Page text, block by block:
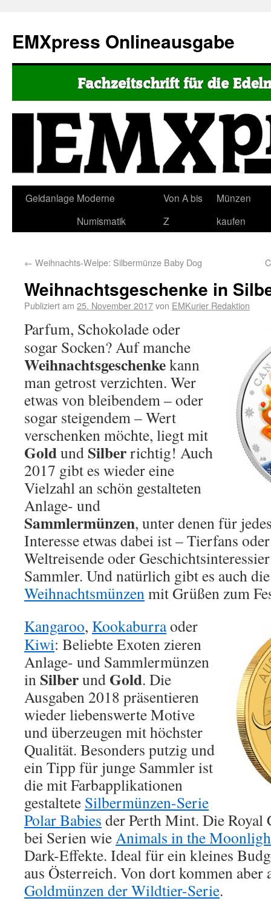
EMXpress Onlineausgabe
Geldanlage Moderne
Numismatik
Von A bis
Z
Münzen
kaufen
← Weihnachts-Welpe: Silbermünze Baby Dog
Weihnachtsgeschenke in
Publiziert am 25. November 2017von EMKurier Redaktion
Parfum, Schokolade oder
sogar Socken? Auf manche
Weihnachtsgeschenkekann
man getrost verzichten. Wer
etwas von bleibendem – oder
sogar steigendem – Wert
verschenken möchte, liegt mit
Goldund Silberrichtig! Auch
2017 gibt es wieder eine
Vielzahl an schön gestalteten
Anlage- und
Sammlermünzen, unter denen für
Interesse etwas dabei ist – Tierfans
Weltreisende oder
Sammler. Und natürlich gibt es auch
Weihnachtsmünzenmit Grüßen zum
Kangaroo, Kookaburraoder
Kiwi: Beliebte Exoten zieren
Anlage- und Sammlermünzen
in Silberund Gold. Die
Ausgaben 2018 präsentieren
wieder liebenswerte Motive
und überzeugen mit höchster
Qualität. Besonders putzig und
ein Tipp für junge Sammler ist
die mit Farbapplikationen
gestaltete Silbermünzen-Serie
Polar Babies der Perth Mint. Die Royal
bei Serien wieAnimals in the
Dark-Effekte. Ideal für ein kleines
aus Österreich. Von dort kommen aber
Goldmünzen der Wildtier-Serie.